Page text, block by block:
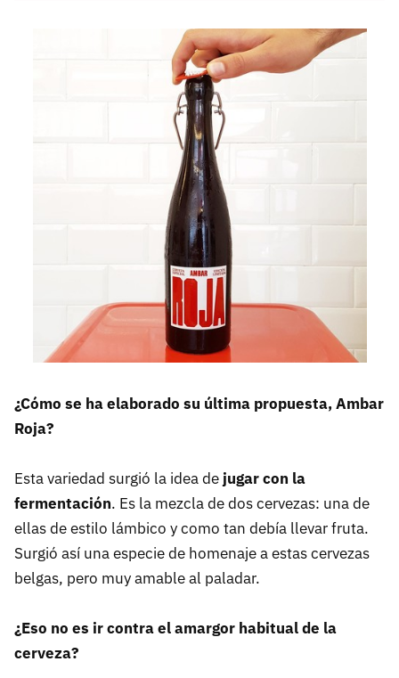
¿Cómo se ha elaborado su última propuesta, Ambar
Roja?
Esta variedad surgió la idea de jugar con la
fermentación. Es la mezcla de dos cervezas: una de
ellas de estilo lámbico y como tan debía llevar fruta.
Surgió así una especie de homenaje a estas cervezas
belgas, pero muy amable al paladar.
¿Eso no es ir contra el amargor habitual de la
cerveza?